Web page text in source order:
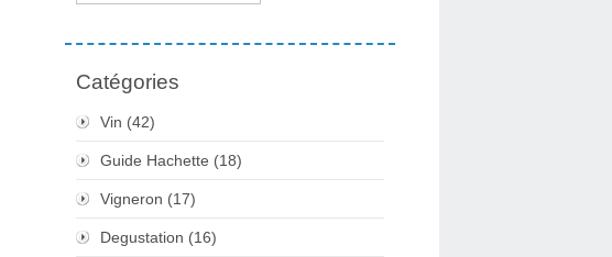
Catégories
Vin (42)
Guide Hachette (18)
Vigneron (17)
Degustation (16)